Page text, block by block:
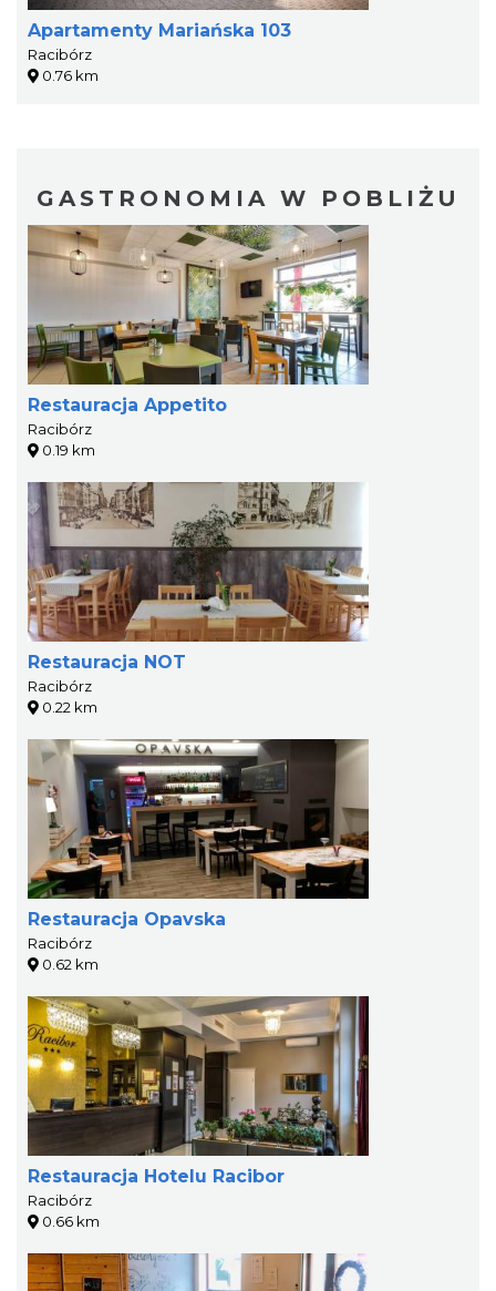
Apartamenty Mariańska 103
Racibórz
0.76 km
GASTRONOMIA W POBLIŻU
Restauracja Appetito
Racibórz
0.19 km
Restauracja NOT
Racibórz
0.22 km
Restauracja Opavska
Racibórz
0.62 km
Restauracja Hotelu Racibor
Racibórz
0.66 km